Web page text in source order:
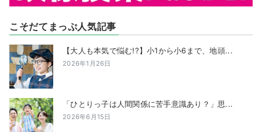
こそだてまっぷ人気記事
【大人も本気で悩む!?】小1から小6まで、地頭...
2026年1月26日
「ひとりっ子は人間関係に苦手意識あり？」思...
2026年6月15日